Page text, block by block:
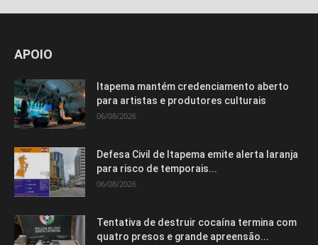
APOIO
Itapema mantém credenciamento aberto
para artistas e produtores culturais
06/08/2026
Defesa Civil de Itapema emite alerta laranja
para risco de temporais...
06/08/2026
Tentativa de destruir cocaína termina com
quatro presos e grande apreensão...